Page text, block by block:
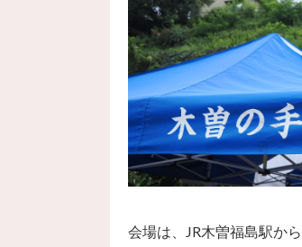
会場は、JR木曽福島駅か